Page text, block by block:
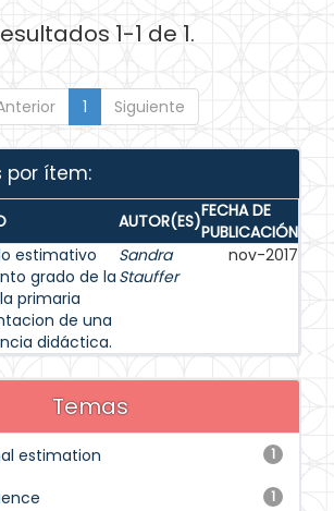
1-1 de 1.
1 Siguiente
por ítem:
AUTOR(ES)FECHA DE
PUBLICACIÓN
estimativo
grado de la
primaria
de una
didáctica.
Sandra
Stauffer
nov-2017
Temas
1
estimation
1